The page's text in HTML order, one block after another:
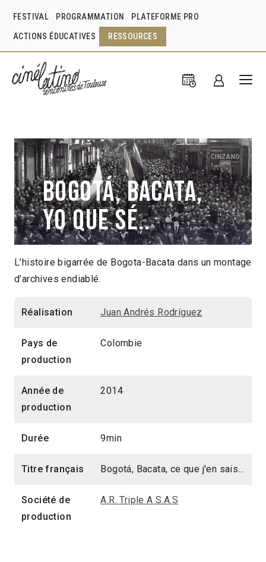
FESTIVAL PROGRAMMATION PLATEFORME PRO
ACTIONS ÉDUCATIVES RESSOURCES
Bogotá, Bacata,
yo que sé..
Juan Andrés Rodríguez Colombie
2014
L’histoire bigarrée de Bogota-Bacata dans un montage
d’archives endiablé.
Réalisation Juan Andrés Rodríguez
Pays de
production
Colombie
Année de
production
2014
Durée 9min
Titre français Bogotá, Bacata, ce que j'en sais...
Société de
production
A.R. Triple A S.A.S